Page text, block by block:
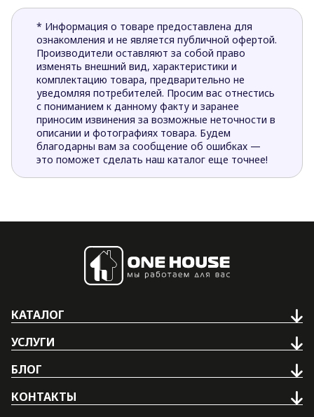
* Информация о товаре предоставлена для
ознакомления и не является публичной офертой.
Производители оставляют за собой право
изменять внешний вид, характеристики и
комплектацию товара, предварительно не
уведомляя потребителей. Просим вас отнестись
с пониманием к данному факту и заранее
приносим извинения за возможные неточности в
описании и фотографиях товара. Будем
благодарны вам за сообщение об ошибках —
это поможет сделать наш каталог еще точнее!
КАТАЛОГ
УСЛУГИ
БЛОГ
КОНТАКТЫ